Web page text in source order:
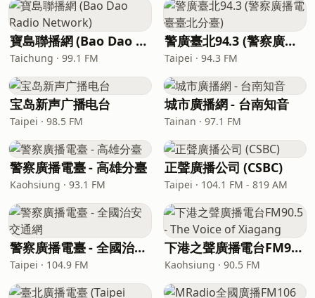
寶島聯播網 (Bao Dao Radio Network)
Taichung · 99.1 FM
警廣臺北94.3 (警察廣播電臺臺北分臺)
Taipei · 94.3 FM
宝岛新声广播电台
Taipei · 98.5 FM
城市廣播網 - 台南知音
Tainan · 97.1 FM
警察廣播電臺 - 高雄分臺
Kaohsiung · 93.1 FM
正聲廣播公司 (CSBC)
Taipei · 104.1 FM - 819 AM
警察廣播電臺 - 全國治安交通網
Taipei · 104.9 FM
下港之聲廣播電台FM90.5 - The Voice of Xiagang
Kaohsiung · 90.5 FM